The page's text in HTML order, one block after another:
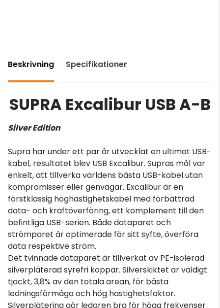
Beskrivning Specifikationer
SUPRA Excalibur USB A-B
Silver Edition
Supra har under ett par år utvecklat en ultimat USB-
kabel, resultatet blev USB Excalibur. Supras mål var
enkelt, att tillverka världens bästa USB-kabel utan
kompromisser eller genvägar. Excalibur är en
förstklassig höghastighetskabel med förbättrad
data- och kraftöverföring, ett komplement till den
befintliga USB-serien. Både dataparet och
strömparet är optimerade för sitt syfte, överföra
data respektive ström.
Det tvinnade dataparet är tillverkat av PE-isolerad
silverpläterad syrefri koppar. Silverskiktet är väldigt
tjockt, 3,8% av den totala arean, för bästa
ledningsförmåga och hög hastighetsfaktor.
Silverplätering gör ledaren bra för höga frekvenser